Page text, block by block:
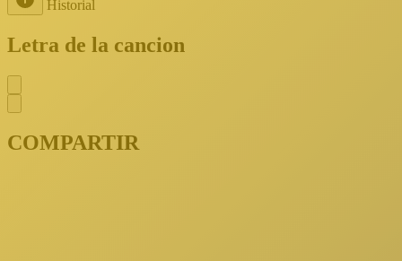
Historial
Letra de la cancion
COMPARTIR